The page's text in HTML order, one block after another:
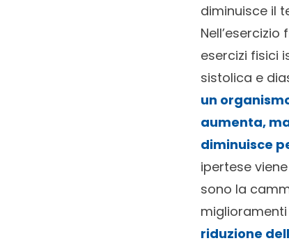
diminuisce il
esercizi fisici
sistolica e
un
aumenta,
diminuisce
ipertese
sono la
riduzione